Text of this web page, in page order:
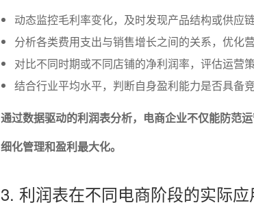
动态监控毛利率变化，及时发现产品结构或供应链
分析各类费用支出与销售增长之间的关系，优化
对比不同时期或不同店铺的净利润率，评估运营策
结合行业平均水平，判断自身盈利能力是否具备竞
通过数据驱动的利润表分析，电商企业不仅能防范
细化管理和盈利最大化。
3. 利润表在不同电商阶段的实际